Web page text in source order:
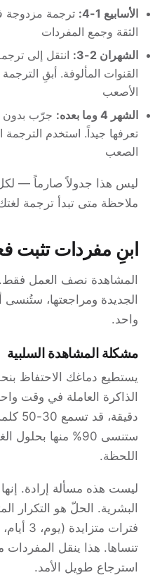
الأسابيع 1-4:
ترجمة مزدوجة
الثقة وجمع المفردات
الشهران 2-3:
انتقل إلى
القنوات المألوفة. أبقِ
الأصعب
الشهر 4 وما بعده:
جرّب بدون
تعرفها جيداً. استخدم
الصعب
ليس هذا جدولاً صارماً —
ملاحظة متى تبدأ ترجمة
ابنِ مفردات تثبت
المشاهدة نصف العمل فقط.
الجديدة ومراجعتها،
واحد.
مشكلة المشاهدة السلبية
ستنسى 90% منها
اللحظة.
ليست هذه مسألة إرادة.
البشرية. الحلّ هو التكرار
تنساها. هذا ينقل
استرجاع طويل الأمد.